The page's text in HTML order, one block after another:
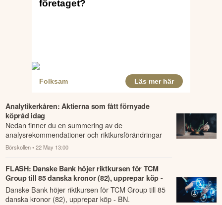
Analytikerkåren: Aktierna som fått förnyade
köpråd idag
Nedan finner du en summering av de
analysrekommendationer och riktkursförändringar
som har rapporterats om idag den 22 maj.
Börskollen • 22 May 13:00
FLASH: Danske Bank höjer riktkursen för TCM
Group till 85 danska kronor (82), upprepar köp -
BN
Danske Bank höjer riktkursen för TCM Group till 85
danska kronor (82), upprepar köp - BN.